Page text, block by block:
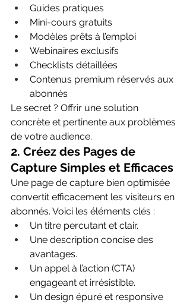
Guides pratiques
Mini-cours gratuits
Modèles prêts à l’emploi
Webinaires exclusifs
Checklists détaillées
Contenus premium réservés aux
abonnés
Le secret ? Offrir une solution
concrète et pertinente aux problèmes
de votre audience.
2. Créez des Pages de
Capture Simples et Efficaces
Une page de capture bien optimisée
convertit efficacement les visiteurs en
abonnés. Voici les éléments clés :
Un titre percutant et clair.
Une description concise des
avantages.
Un appel à l’action (CTA)
engageant et irrésistible.
Un design épuré et responsive